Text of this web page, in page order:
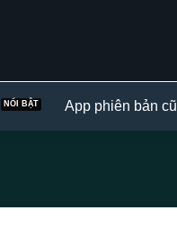
App phiên bản cũ